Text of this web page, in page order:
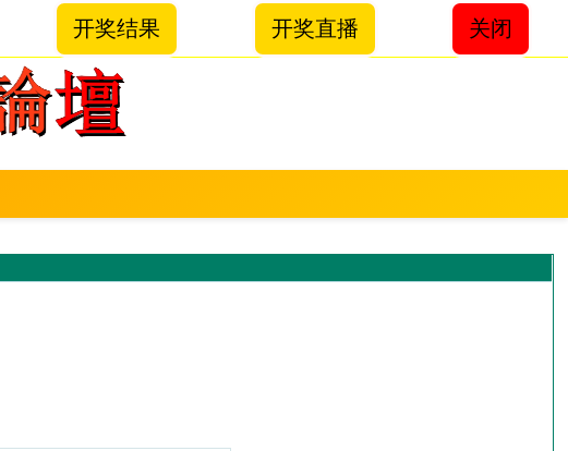
开奖结果 开奖直播 关闭